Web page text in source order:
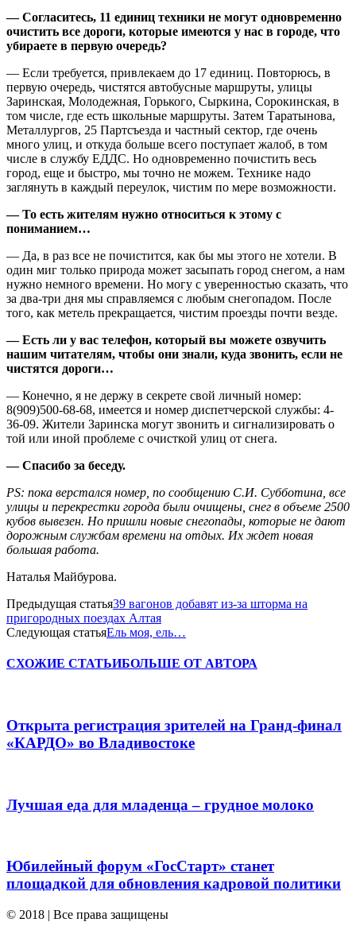
— Согласитесь, 11 единиц техники не могут одновременно
очистить все дороги, которые имеются у нас в городе, что
убираете в первую очередь?
— Если требуется, привлекаем до 17 единиц. Повторюсь, в
первую очередь, чистятся автобусные маршруты, улицы
Заринская, Молодежная, Горького, Сыркина, Сорокинская, в
том числе, где есть школьные маршруты. Затем Таратынова,
Металлургов, 25 Партсъезда и частный сектор, где очень
много улиц, и откуда больше всего поступает жалоб, в том
числе в службу ЕДДС. Но одновременно почистить весь
город, еще и быстро, мы точно не можем. Технике надо
заглянуть в каждый переулок, чистим по мере возможности.
— То есть жителям нужно относиться к этому с
пониманием…
— Да, в раз все не почистится, как бы мы этого не хотели. В
один миг только природа может засыпать город снегом, а нам
нужно немного времени. Но могу с уверенностью сказать, что
за два-три дня мы справляемся с любым снегопадом. После
того, как метель прекращается, чистим проезды почти везде.
— Есть ли у вас телефон, который вы можете озвучить
нашим читателям, чтобы они знали, куда звонить, если не
чистятся дороги…
— Конечно, я не держу в секрете свой личный номер:
8(909)500-68-68, имеется и номер диспетчерской службы: 4-
36-09. Жители Заринска могут звонить и сигнализировать о
той или иной проблеме с очисткой улиц от снега.
— Спасибо за беседу.
PS: пока верстался номер, по сообщению С.И. Субботина, все
улицы и перекрестки города были очищены, снег в объеме 2500
кубов вывезен. Но пришли новые снегопады, которые не дают
дорожным службам времени на отдых. Их ждет новая
большая работа.
Наталья Майбурова.
Предыдущая статья39 вагонов добавят из-за шторма на
пригородных поездах Алтая
Следующая статьяЕль моя, ель…
СХОЖИЕ СТАТЬИБОЛЬШЕ ОТ АВТОРА
Открыта регистрация зрителей на Гранд-финал
«КАРДО» во Владивостоке
Лучшая еда для младенца – грудное молоко
Юбилейный форум «ГосСтарт» станет
площадкой для обновления кадровой политики
© 2018 | Все права защищены